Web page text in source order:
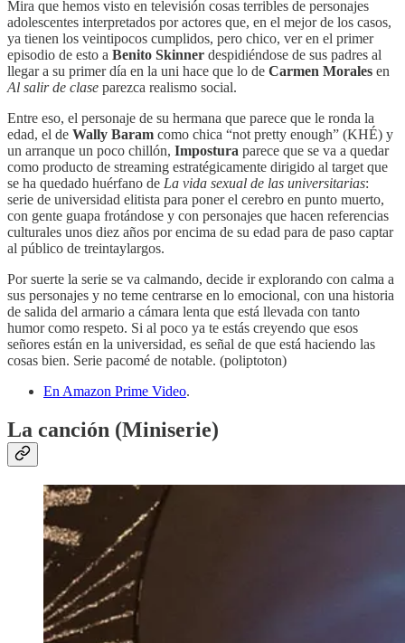
Mira que hemos visto en televisión cosas terribles de personajes
adolescentes interpretados por actores que, en el mejor de los casos,
ya tienen los veintipocos cumplidos, pero chico, ver en el primer
episodio de esto a Benito Skinner despidiéndose de sus padres al
llegar a su primer día en la uni hace que lo de Carmen Morales en
Al salir de clase parezca realismo social.
Entre eso, el personaje de su hermana que parece que le ronda la
edad, el de Wally Baram como chica “not pretty enough” (KHÉ) y
un arranque un poco chillón, Impostura parece que se va a quedar
como producto de streaming estratégicamente dirigido al target que
se ha quedado huérfano de La vida sexual de las universitarias:
serie de universidad elitista para poner el cerebro en punto muerto,
con gente guapa frotándose y con personajes que hacen referencias
culturales unos diez años por encima de su edad para de paso captar
al público de treintaylargos.
Por suerte la serie se va calmando, decide ir explorando con calma a
sus personajes y no teme centrarse en lo emocional, con una historia
de salida del armario a cámara lenta que está llevada con tanto
humor como respeto. Si al poco ya te estás creyendo que esos
señores están en la universidad, es señal de que está haciendo las
cosas bien. Serie pacomé de notable. (poliptoton)
En Amazon Prime Video.
La canción (Miniserie)